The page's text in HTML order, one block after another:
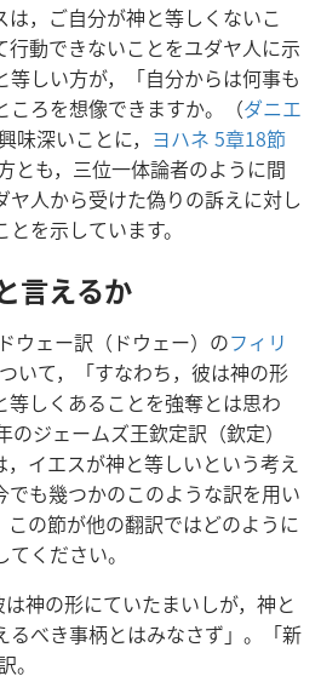
，ご自分が神と等しくないこ
行動できないことをユダヤ人に示
等しい方が，「自分からは何事も
ころを想像できますか。（ダニエ
味深いことに， ヨハネ 5章18節
とも，三位一体論者のように間
ヤ人から受けた偽りの訴えに対し
を示しています。
言えるか
ウェー訳（ドウェー）のフィリ
いて，「すなわち，彼は神の形
等しくあることを強奪とは思わ
ジェームズ王欽定訳（欽定）
，イエスが神と等しいという考え
も幾つかのこのような訳を用い
この節が他の翻訳ではどのように
ください。
神の形にていたまいしが，神と
るべき事柄とはみなさず」。「新
。